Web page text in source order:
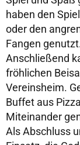
haben den
oder den
Fangen
Anschließend
fröhlichen
Vereinsheim.
Buffet aus
Miteinander
Als Abschluss